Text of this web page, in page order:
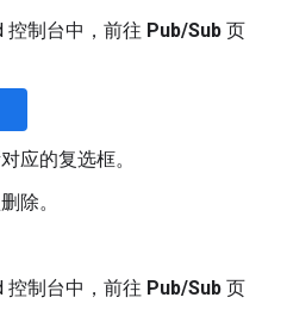
控制台中，前往 Pub/Sub 页
应的复选框。
除。
控制台中，前往 Pub/Sub 页